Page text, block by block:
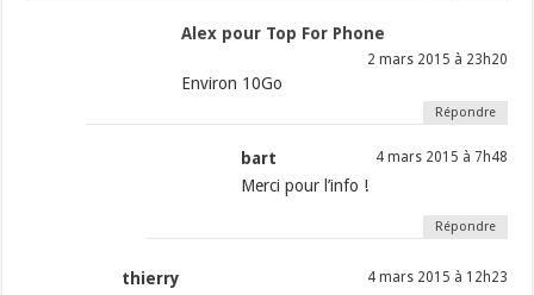
Alex pour Top For Phone
2 mars 2015 à 23h20
Environ 10Go
Répondre
bart 4 mars 2015 à 7h48
Merci pour l’info !
Répondre
thierry 4 mars 2015 à 12h23